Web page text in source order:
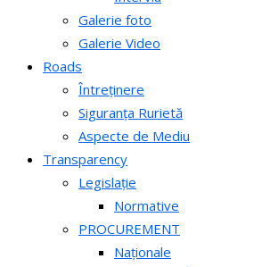
Galerie foto
Galerie Video
Roads
Întreținere
Siguranța Rurietă
Aspecte de Mediu
Transparency
Legislație
Normative
PROCUREMENT
Naționale